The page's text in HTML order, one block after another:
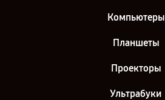
Компьютеры
Планшеты
Проекторы
Ультрабуки